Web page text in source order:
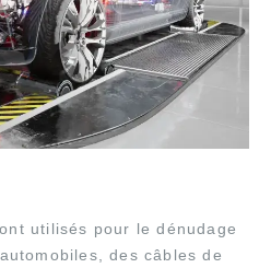
utilisés pour le dénudage
des câbles de